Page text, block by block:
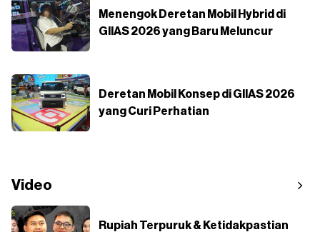
Menengok Deretan Mobil Hybrid di
GIIAS 2026 yang Baru Meluncur
Deretan Mobil Konsep di GIIAS 2026
yang Curi Perhatian
Video
Rupiah Terpuruk & Ketidakpastian